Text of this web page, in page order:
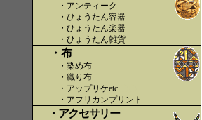
・アンティーク
・ひょうたん容器
・ひょうたん楽器
・ひょうたん雑貨
・布
・染め布
・織り布
・アップリケetc.
・アフリカンプリント
・アクセサリー